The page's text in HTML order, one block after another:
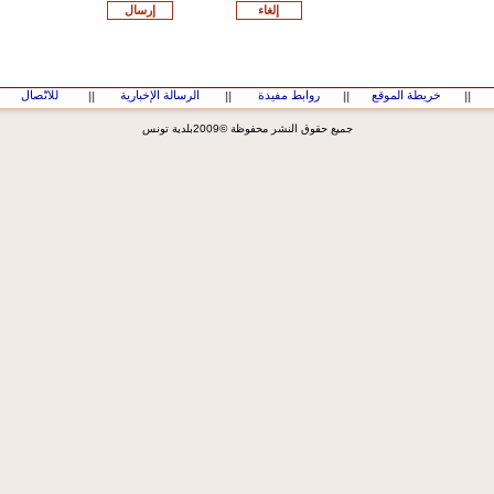
|| خريطة الموقع || روابط مفيدة || الرسالة الإخبارية || للاتّصال
جميع حقوق النشر محفوظة ©2009بلدية تونس